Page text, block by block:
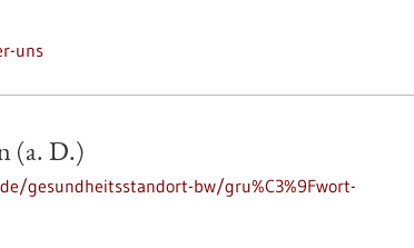
uns
(a. D.)
gesundheitsstandort-bw/gru%C3%9Fwort-